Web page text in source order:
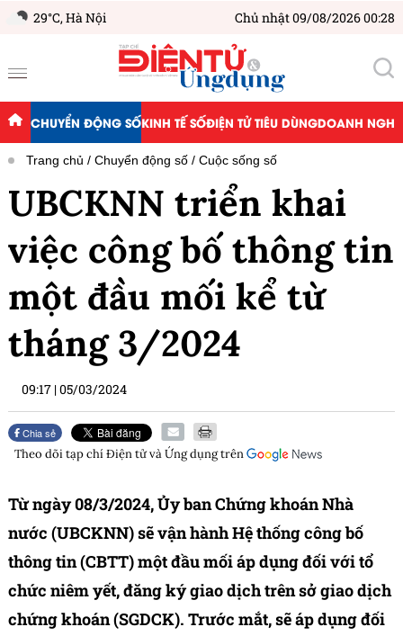
29°C,Hà Nội Chủ nhật 09/08/2026 00:28
CHUYỂN ĐỘNG SỐKINH TẾ SỐĐIỆN TỬ TIÊU DÙNGDOANH
Trang chủ Chuyển động số Cuộc sống số
UBCKNN triển khai
việc công bố thông tin
một đầu mối kể từ
tháng 3/2024
09:17 |05/03/2024
Chia sẻ
Theo dõi tạp chíĐiện tử và Ứng dụngtrên
Từ ngày 08/3/2024, Ủy ban Chứng khoán Nhà
nước (UBCKNN) sẽ vận hành Hệ thống công bố
thông tin (CBTT) một đầu mối áp dụng đối với tổ
chức niêm yết, đăng ký giao dịch trên sở giao dịch
chứng khoán (SGDCK). Trước mắt, sẽ áp dụng đối